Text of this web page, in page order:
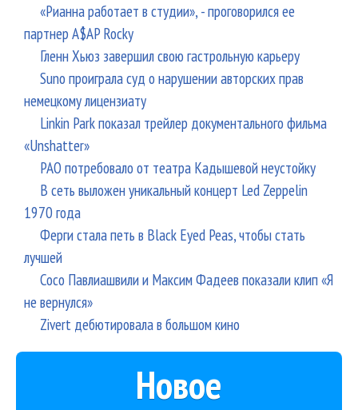
«Рианна работает в студии», - проговорился ее
партнер A$AP Rocky
Гленн Хьюз завершил свою гастрольную карьеру
Suno проиграла суд о нарушении авторских прав
немецкому лицензиату
Linkin Park показал трейлер документального фильма
«Unshatter»
РАО потребовало от театра Кадышевой неустойку
В сеть выложен уникальный концерт Led Zeppelin
1970 года
Ферги стала петь в Black Eyed Peas, чтобы стать
лучшей
Сосо Павлиашвили и Максим Фадеев показали клип «Я
не вернулся»
Zivert дебютировала в большом кино
Новое